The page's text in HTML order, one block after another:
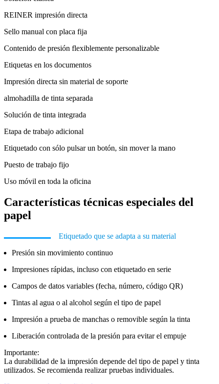
REINER impresión directa
Sello manual con placa fija
Contenido de presión flexiblemente personalizable
Etiquetas en los documentos
Impresión directa sin material de soporte
almohadilla de tinta separada
Solución de tinta integrada
Etapa de trabajo adicional
Etiquetado con sólo pulsar un botón, sin mover la mano
Puesto de trabajo fijo
Uso móvil en toda la oficina
Características técnicas especiales del
papel
Etiquetado que se adapta a su material
Presión sin movimiento continuo
Impresiones rápidas, incluso con etiquetado en serie
Campos de datos variables (fecha, número, código QR)
Tintas al agua o al alcohol según el tipo de papel
Impresión a prueba de manchas o removible según la tinta
Liberación controlada de la presión para evitar el empuje
Importante:
La durabilidad de la impresión depende del tipo de papel y tinta
utilizados. Se recomienda realizar pruebas individuales.